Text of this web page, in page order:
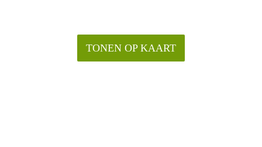
TONEN OP KAART